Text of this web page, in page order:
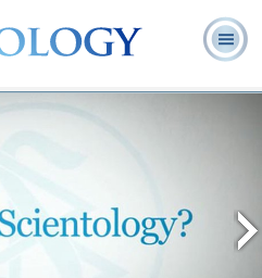
Volontari